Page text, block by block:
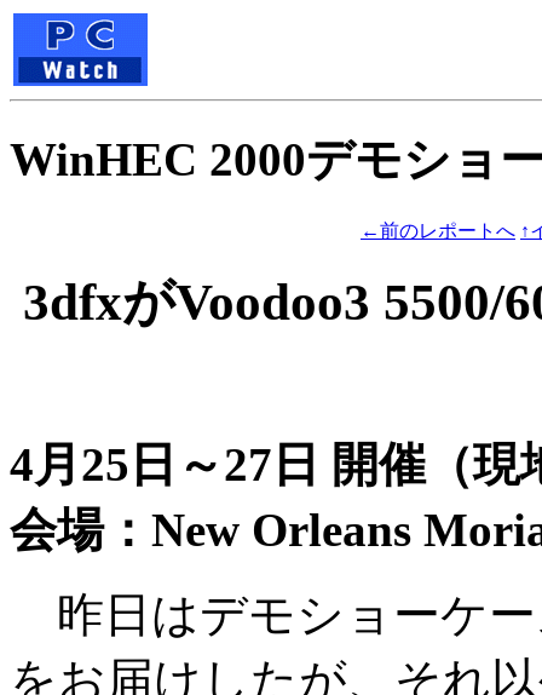
WinHEC 2000デモショ
←前のレポートへ ↑
3dfxがVoodoo3 5500/
4月25日～27日 開催（現
会場：New Orleans
昨日はデモショーケ
をお届けしたが、それ